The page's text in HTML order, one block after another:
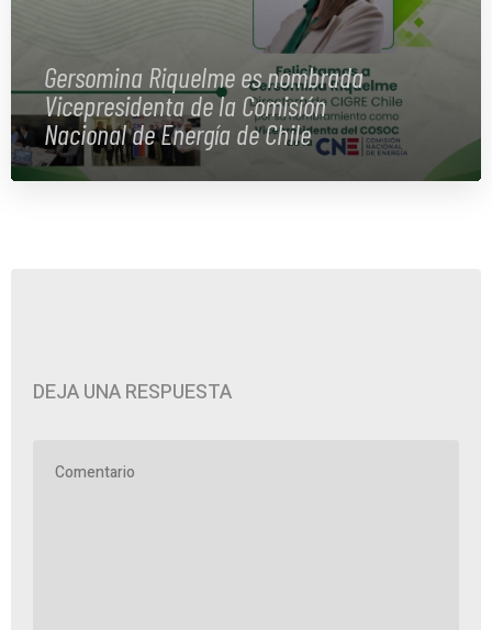
Gersomina Riquelme es nombrada
Vicepresidenta de la Comisión
Nacional de Energía de Chile
DEJA UNA RESPUESTA